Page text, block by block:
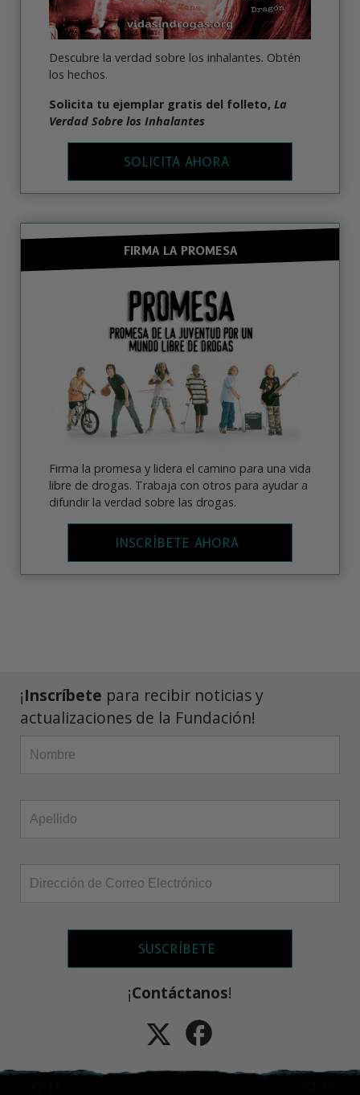
Descubre la verdad sobre los inhalantes. Obtén
los hechos.
Solicita tu ejemplar gratis del folleto, La
Verdad Sobre los Inhalantes
SOLICITA AHORA
FIRMA LA PROMESA
Firma la promesa y lidera el camino para una vida
libre de drogas. Trabaja con otros para ayudar a
difundir la verdad sobre las drogas.
INSCRÍBETE AHORA
¡Inscríbete para recibir noticias y
actualizaciones de la Fundación!
SUSCRÍBETE
¡Contáctanos!